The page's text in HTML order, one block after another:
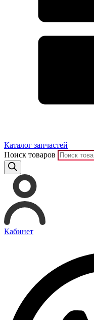
Каталог запчастей
Поиск товаров
Кабинет